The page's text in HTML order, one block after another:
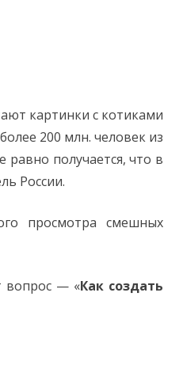
картинки с котиками
200 млн. человек из
равно получается, что в
России.
просмотра смешных
вопрос — «Как создать